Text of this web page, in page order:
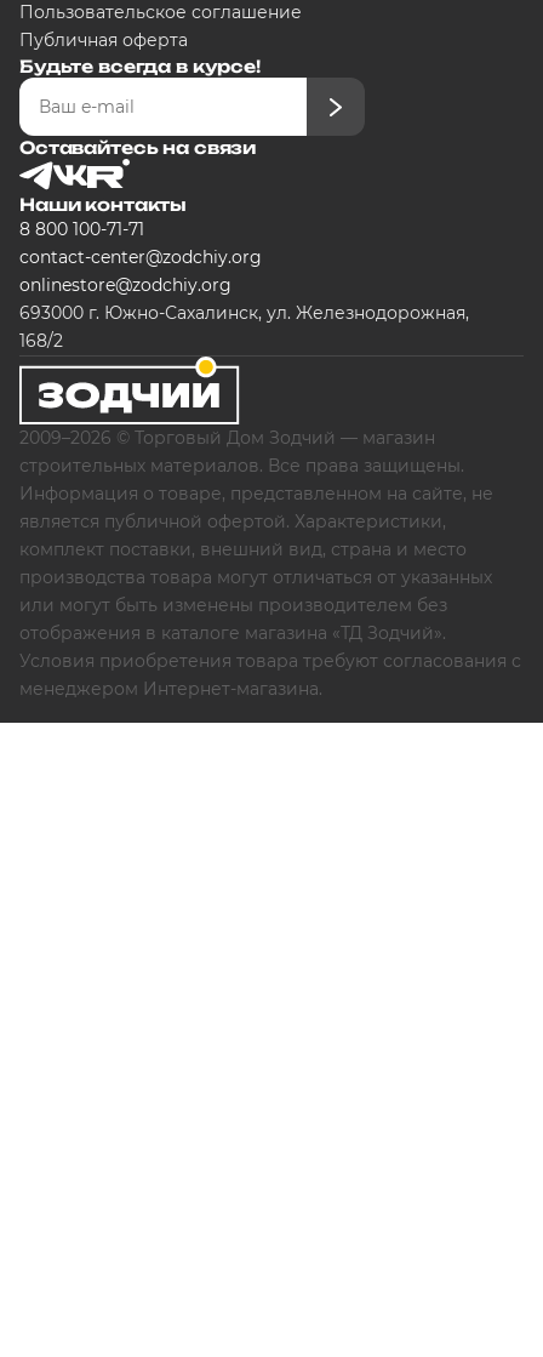
Пользовательское соглашение
Публичная оферта
Будьте всегда в курсе!
Оставайтесь на связи
Наши контакты
8 800 100-71-71
contact-center@zodchiy.org
onlinestore@zodchiy.org
693000 г. Южно-Сахалинск, ул. Железнодорожная,
168/2
2009–2026 © Торговый Дом Зодчий — магазин
строительных материалов. Все права защищены.
Информация о товаре, представленном на сайте, не
является публичной офертой. Характеристики,
комплект поставки, внешний вид, страна и место
производства товара могут отличаться от указанных
или могут быть изменены производителем без
отображения в каталоге магазина «ТД Зодчий».
Условия приобретения товара требуют согласования с
менеджером Интернет-магазина.